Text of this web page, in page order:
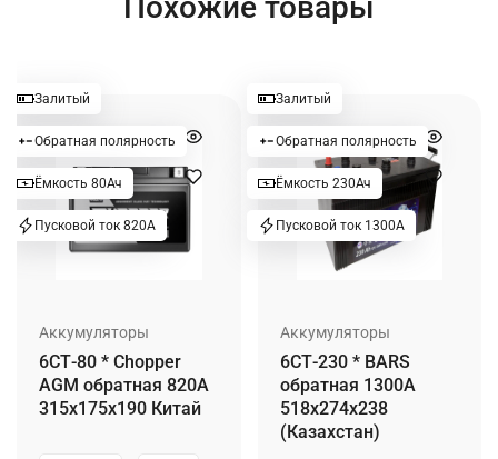
Похожие товары
Залитый
Обратная полярность
Ёмкость 80Ач
Пусковой ток 820А
Аккумуляторы
6СТ-80 * Chopper
AGM обратная 820А
315x175x190 Китай
Залитый
Обратная полярность
Ёмкость 230Ач
Пусковой ток 1300А
Аккумуляторы
6СТ-230 * BARS
обратная 1300А
518x274x238
(Казахстан)